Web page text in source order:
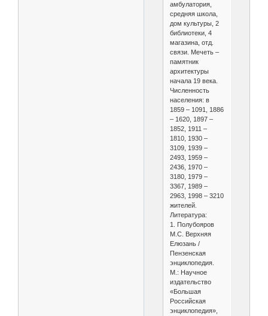
амбулатория,
средняя школа,
дом культуры, 2
библиотеки, 4
магазина, отд.
связи. Мечеть –
памятник
архитектуры
начала 19 века.
Численность
населения: в
1859 – 1091, 1886
– 1620, 1897 –
1852, 1911 –
1810, 1930 –
3109, 1939 –
2493, 1959 –
2436, 1970 –
3180, 1979 –
3367, 1989 –
2963, 1998 – 3210
жителей.
Литература:
1. Полубояров
М.С. Верхняя
Елюзань /
Пензенская
энциклопедия.
М.: Научное
издательство
«Большая
Российская
энциклопедия»,